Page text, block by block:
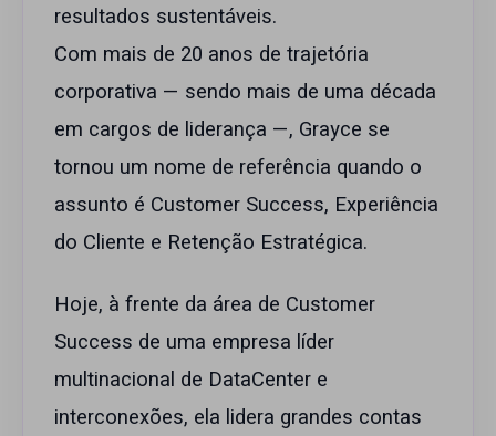
resultados sustentáveis.
Com mais de 20 anos de trajetória
corporativa — sendo mais de uma década
em cargos de liderança —, Grayce se
tornou um nome de referência quando o
assunto é Customer Success, Experiência
do Cliente e Retenção Estratégica.
Hoje, à frente da área de Customer
Success de uma empresa líder
multinacional de DataCenter e
interconexões, ela lidera grandes contas